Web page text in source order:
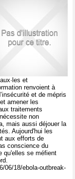
et
renvoient à
et de mépris
amener les
traitements
non
mais aussi déjouer la
Aujourd'hui les
aux efforts de
conscience du
qu'elles se méfient
06/18/ebola-outbreak-